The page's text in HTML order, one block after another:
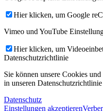
Hier klicken, um Google
Vimeo und YouTube
Hier klicken, um
Datenschutzrichtlinie
Sie können unsere Cookies
in unseren Datenschutzrichtlinie
Datenschutz
Einstellungen akzeptieren